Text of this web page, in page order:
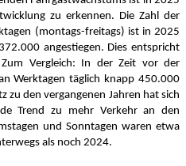
zu erkennen. Die Zahl der
(montags-freitags) ist in 2025
angestiegen. Dies entspricht
Vergleich: In der Zeit vor der
Werktagen täglich knapp 450.000
zu den vergangenen Jahren hat sich
Trend zu mehr Verkehr an den
und Sonntagen waren etwa
als noch 2024.